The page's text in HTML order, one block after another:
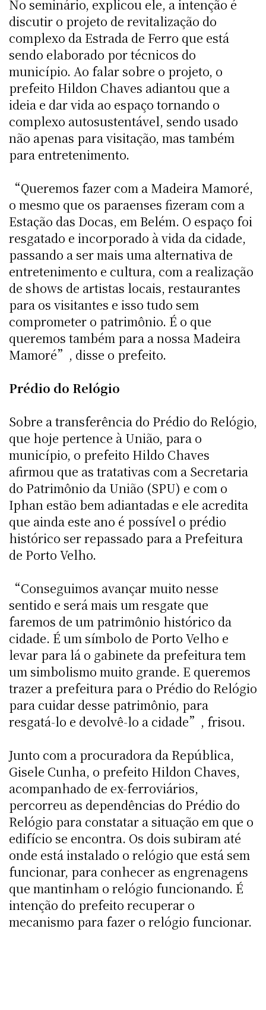
No seminário, explicou ele, a intenção é
discutir o projeto de revitalização do
complexo da Estrada de Ferro que está
sendo elaborado por técnicos do
município. Ao falar sobre o projeto, o
prefeito Hildon Chaves adiantou que a
ideia e dar vida ao espaço tornando o
complexo autosustentável, sendo usado
não apenas para visitação, mas também
para entretenimento.
“Queremos fazer com a Madeira Mamoré,
o mesmo que os paraenses fizeram com a
Estação das Docas, em Belém. O espaço foi
resgatado e incorporado à vida da cidade,
passando a ser mais uma alternativa de
entretenimento e cultura, com a realização
de shows de artistas locais, restaurantes
para os visitantes e isso tudo sem
comprometer o patrimônio. É o que
queremos também para a nossa Madeira
Mamoré”, disse o prefeito.
Prédio do Relógio
Sobre a transferência do Prédio do Relógio,
que hoje pertence à União, para o
município, o prefeito Hildo Chaves
afirmou que as tratativas com a Secretaria
do Patrimônio da União (SPU) e com o
Iphan estão bem adiantadas e ele acredita
que ainda este ano é possível o prédio
histórico ser repassado para a Prefeitura
de Porto Velho.
“Conseguimos avançar muito nesse
sentido e será mais um resgate que
faremos de um patrimônio histórico da
cidade. É um símbolo de Porto Velho e
levar para lá o gabinete da prefeitura tem
um simbolismo muito grande. E queremos
trazer a prefeitura para o Prédio do Relógio
para cuidar desse patrimônio, para
resgatá-lo e devolvê-lo a cidade”, frisou.
Junto com a procuradora da República,
Gisele Cunha, o prefeito Hildon Chaves,
acompanhado de ex-ferroviários,
percorreu as dependências do Prédio do
Relógio para constatar a situação em que o
edifício se encontra. Os dois subiram até
onde está instalado o relógio que está sem
funcionar, para conhecer as engrenagens
que mantinham o relógio funcionando. É
intenção do prefeito recuperar o
mecanismo para fazer o relógio funcionar.